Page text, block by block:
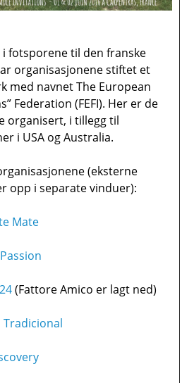
fotsporene til den franske
organisasjonene stiftet et
med navnet The European
Federation (FEFI). Her er de
organisert, i tillegg til
i USA og Australia.
(eksterne
opp i separate vinduer):
Mate
(Fattore Amico er lagt ned)